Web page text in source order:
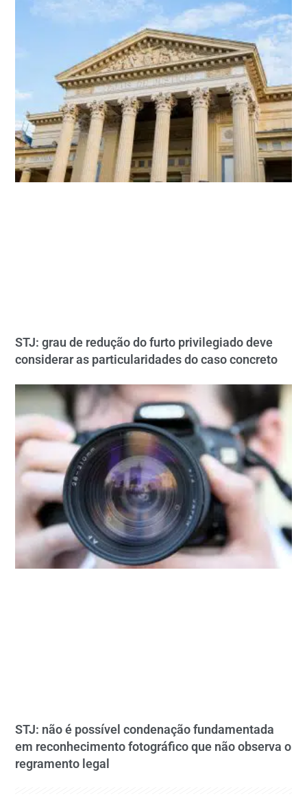
STJ: grau de redução do furto privilegiado deve
considerar as particularidades do caso concreto
STJ: não é possível condenação fundamentada
em reconhecimento fotográfico que não observa o
regramento legal